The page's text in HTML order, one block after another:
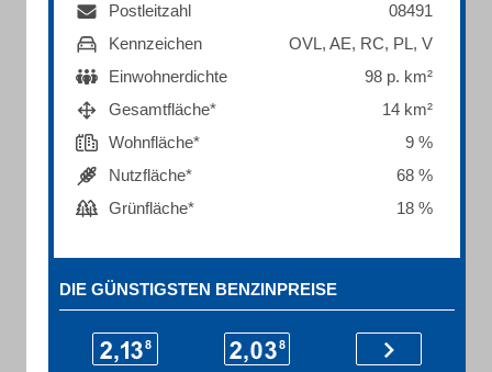
Postleitzahl
08491
Kennzeichen
OVL, AE, RC, PL, V
Einwohnerdichte
98 p. km²
Gesamtfläche*
14 km²
Wohnfläche*
9 %
Nutzfläche*
68 %
Grünfläche*
18 %
DIE GÜNSTIGSTEN BENZINPREISE